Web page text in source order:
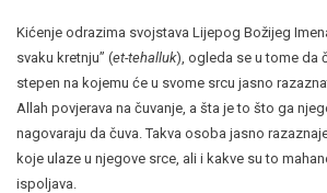
Kićenje odrazima svojstava Lijepog Božijeg
svaku kretnju” (et-tehalluk), ogleda se u tome da
stepen na kojemu će u svome srcu jasno
Allah povjerava na čuvanje, a šta je to što ga
nagovaraju da čuva. Takva osoba jasno
koje ulaze u njegove srce, ali i kakve su to
ispoljava.